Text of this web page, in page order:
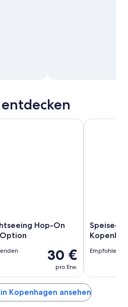
Hop-On
30 €
pro Erw.
Hop-On Hop-Off Bus &
Empfohlen
Kopenhagen ansehen